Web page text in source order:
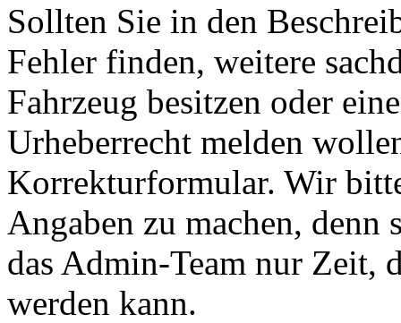
Sollten Sie in den
Fehler finden, weitere
Fahrzeug besitzen oder
Urheberrecht melden
Korrekturformular. Wir
Angaben zu machen,
das Admin-Team nur Zeit,
werden kann.